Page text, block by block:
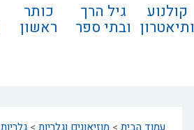
קולנוע
ותיאטרון
גיל הרך
ובתי ספר
כותר
ראשון